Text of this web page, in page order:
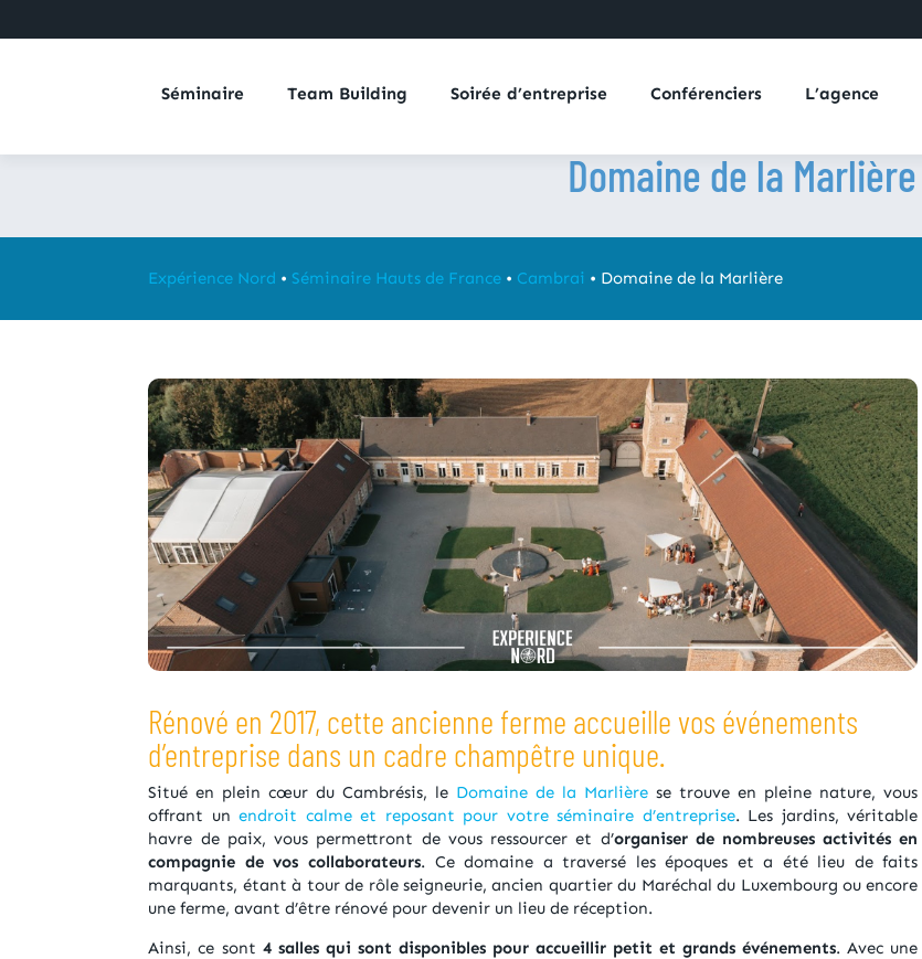
Séminaire Team Building Soirée d’entreprise Conférenciers L’agence
Domaine de la Marlière
Expérience Nord • Séminaire Hauts de France • Cambrai • Domaine de la Marlière
Rénové en 2017, cette ancienne ferme accueille vos événements
d’entreprise dans un cadre champêtre unique.
Situé en plein cœur du Cambrésis, le Domaine de la Marlière se trouve en pleine nature, vous
offrant unendroit calme et reposant pour votre séminaire d’entreprise. Les jardins, véritable
havre de paix, vous permettront de vous ressourcer et d’organiser de nombreuses activités en
compagnie de vos collaborateurs. Ce domaine a traversé les époques et a été lieu de faits
marquants, étant à tour de rôle seigneurie, ancien quartier du Maréchal du Luxembourg ou encore
une ferme, avant d’être rénové pour devenir un lieu de réception.
Ainsi, ce sont 4 salles qui sont disponibles pour accueillir petit et grands événements. Avec une